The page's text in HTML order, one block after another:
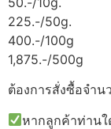
225.-/50g.
400.-/100g
1,875.-/500g
ต้องการสั่งซื้อจำน
หากลูกค้าท่าน